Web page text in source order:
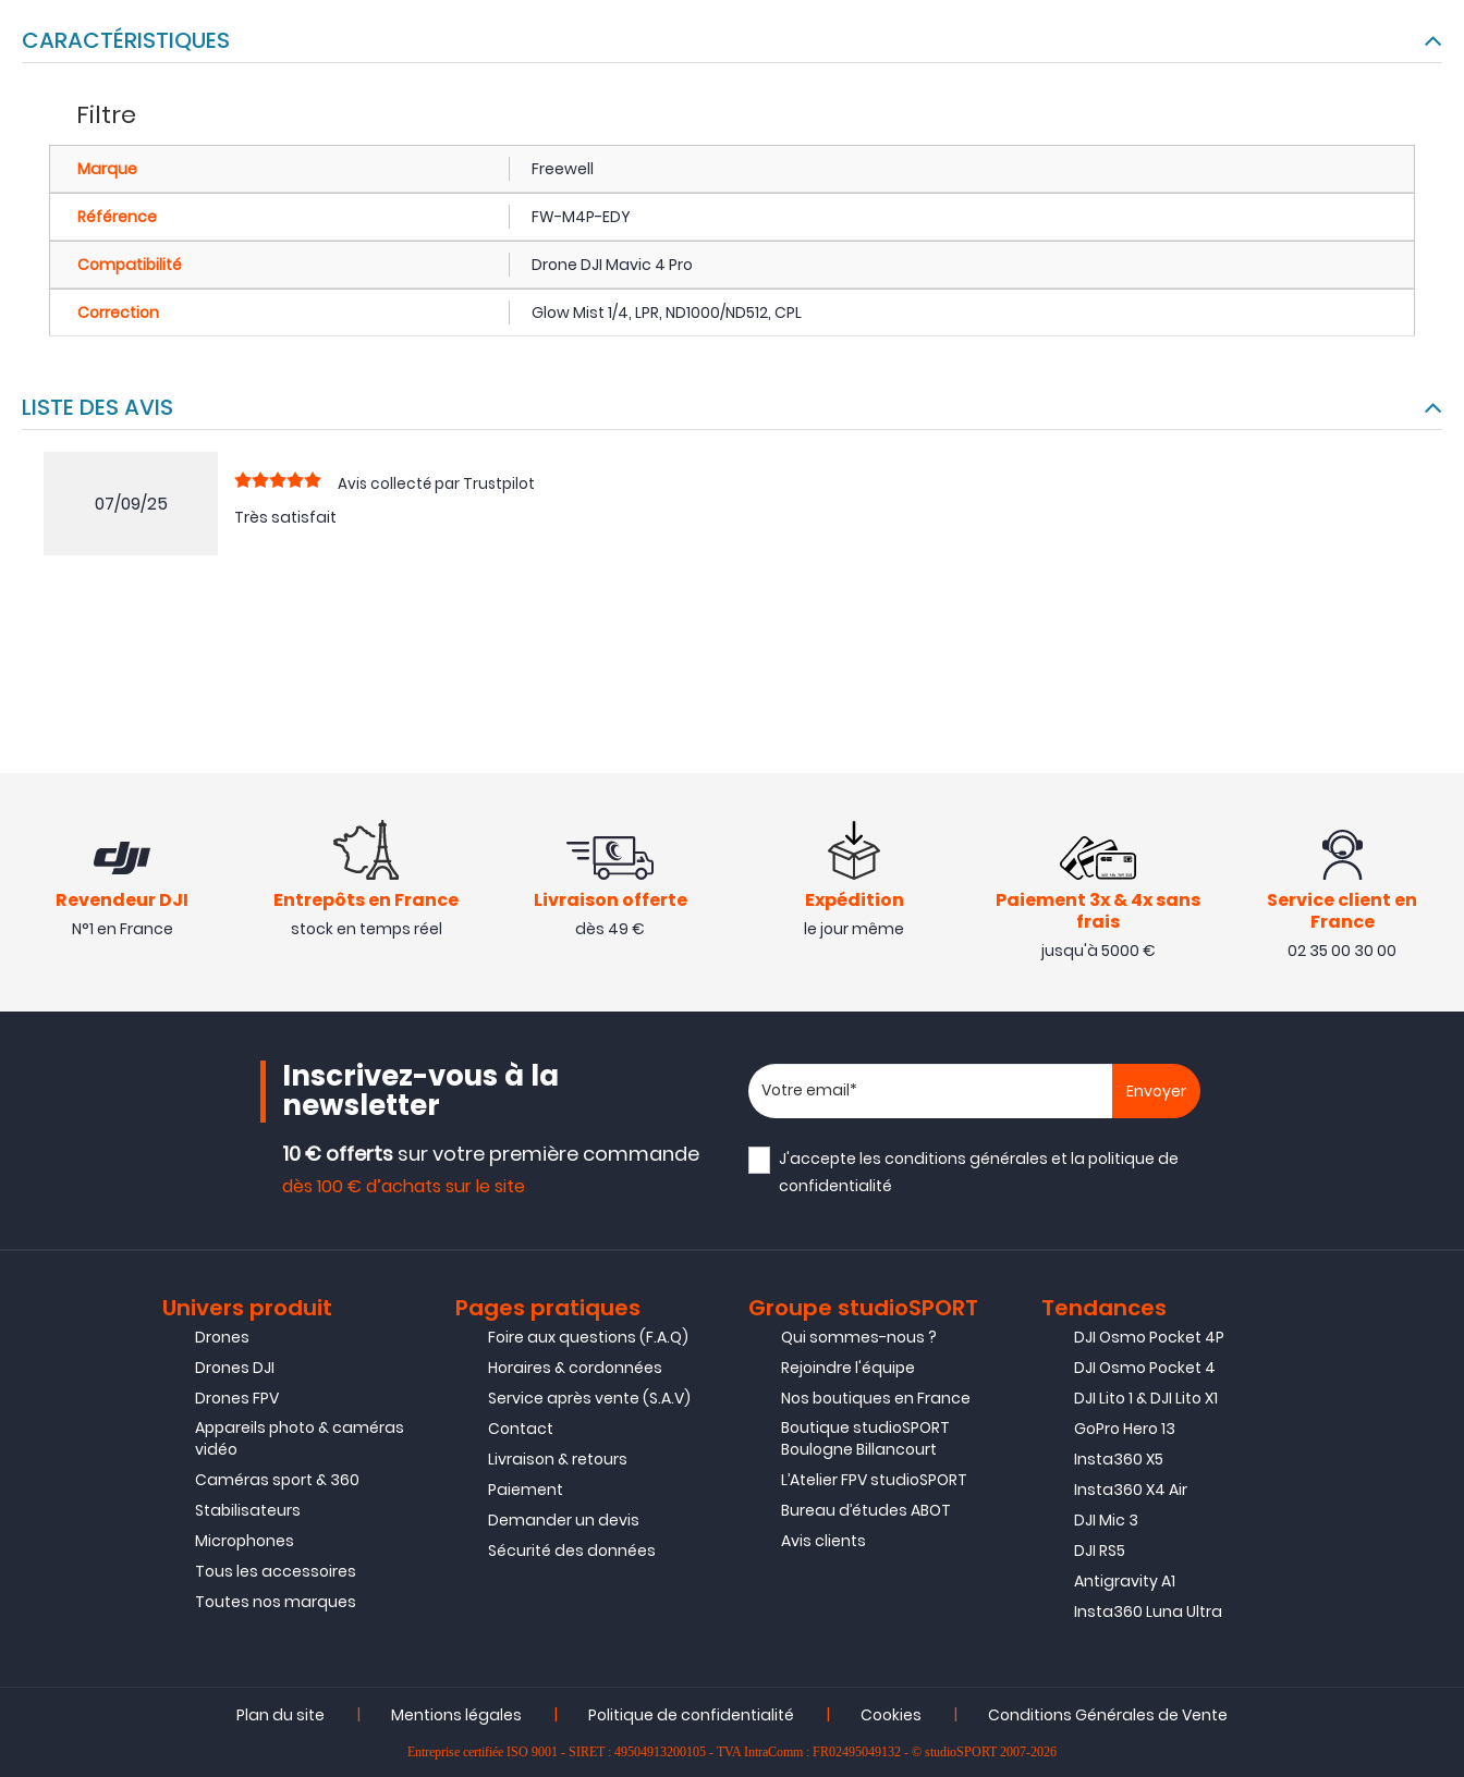
CARACTÉRISTIQUES
Filtre
Marque Freewell
Référence FW-M4P-EDY
Compatibilité Drone DJI Mavic 4 Pro
Correction Glow Mist 1/4, LPR, ND1000/ND512, CPL
LISTE DES AVIS
07/09/25
Avis collecté par Trustpilot
Très satisfait
Revendeur DJI
N°1 en France
Entrepôts en France
stock en temps réel
Livraison offerte
dès 49 €
Expédition
le jour même
Paiement 3x & 4x sans
frais
jusqu'à 5000 €
Service client en
France
02 35 00 30 00
Inscrivez-vous à la
newsletter
10 € offerts sur votre première commande
dès 100 € d’achats sur le site
Votre adresse email
J'accepte lesconditions générales et lapolitique de
confidentialité
Univers produit
Drones
Drones DJI
Drones FPV
Appareils photo & caméras
vidéo
Caméras sport & 360
Stabilisateurs
Microphones
Tous les accessoires
Toutes nos marques
Pages pratiques
Foire aux questions (F.A.Q)
Horaires & cordonnées
Service après vente (S.A.V)
Contact
Livraison & retours
Paiement
Demander un devis
Sécurité des données
Groupe studioSPORT
Qui sommes-nous ?
Rejoindre l'équipe
Nos boutiques en France
Boutique studioSPORT
Boulogne Billancourt
L’Atelier FPV studioSPORT
Bureau d’études ABOT
Avis clients
Tendances
DJI Osmo Pocket 4P
DJI Osmo Pocket 4
DJI Lito 1 & DJI Lito X1
GoPro Hero 13
Insta360 X5
Insta360 X4 Air
DJI Mic 3
DJI RS5
Antigravity A1
Insta360 Luna Ultra
Plan du site | Mentions légales | Politique de confidentialité | Cookies | Conditions Générales de Vente
Entreprise certifiée ISO 9001 - SIRET : 49504913200105 - TVA IntraComm : FR02495049132 - © studioSPORT 2007-2026